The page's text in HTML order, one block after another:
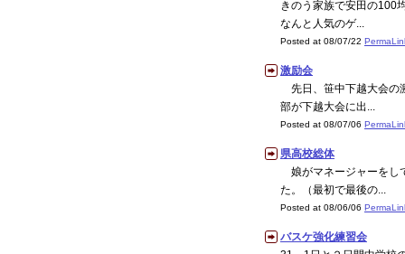
きのう家族で安田の100
なんと人気のゲ...
Posted at 08/07/22
激励会
先日、笹中下越大会の
部が下越大会に出...
Posted at 08/07/06
県高校総体
娘がマネージャーをし
た。（最初で最後の...
Posted at 08/06/06
バスケ強化練習会